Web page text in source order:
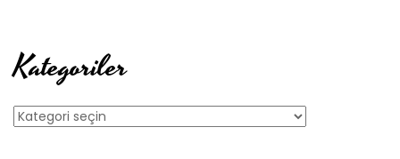
Kategoriler
Kategoriler